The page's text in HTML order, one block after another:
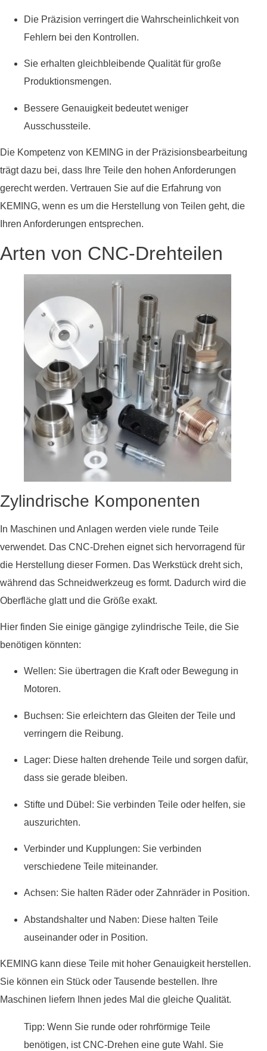
Die Präzision verringert die Wahrscheinlichkeit von
Fehlern bei den Kontrollen.
Sie erhalten gleichbleibende Qualität für große
Produktionsmengen.
Bessere Genauigkeit bedeutet weniger
Ausschussteile.
Die Kompetenz von KEMING in der Präzisionsbearbeitung
trägt dazu bei, dass Ihre Teile den hohen Anforderungen
gerecht werden. Vertrauen Sie auf die Erfahrung von
KEMING, wenn es um die Herstellung von Teilen geht, die
Ihren Anforderungen entsprechen.
Arten von CNC-Drehteilen
Zylindrische Komponenten
In Maschinen und Anlagen werden viele runde Teile
verwendet. Das CNC-Drehen eignet sich hervorragend für
die Herstellung dieser Formen. Das Werkstück dreht sich,
während das Schneidwerkzeug es formt. Dadurch wird die
Oberfläche glatt und die Größe exakt.
Hier finden Sie einige gängige zylindrische Teile, die Sie
benötigen könnten:
Wellen: Sie übertragen die Kraft oder Bewegung in
Motoren.
Buchsen: Sie erleichtern das Gleiten der Teile und
verringern die Reibung.
Lager: Diese halten drehende Teile und sorgen dafür,
dass sie gerade bleiben.
Stifte und Dübel: Sie verbinden Teile oder helfen, sie
auszurichten.
Verbinder und Kupplungen: Sie verbinden
verschiedene Teile miteinander.
Achsen: Sie halten Räder oder Zahnräder in Position.
Abstandshalter und Naben: Diese halten Teile
auseinander oder in Position.
KEMING kann diese Teile mit hoher Genauigkeit herstellen.
Sie können ein Stück oder Tausende bestellen. Ihre
Maschinen liefern Ihnen jedes Mal die gleiche Qualität.
Tipp: Wenn Sie runde oder rohrförmige Teile
benötigen, ist CNC-Drehen eine gute Wahl. Sie